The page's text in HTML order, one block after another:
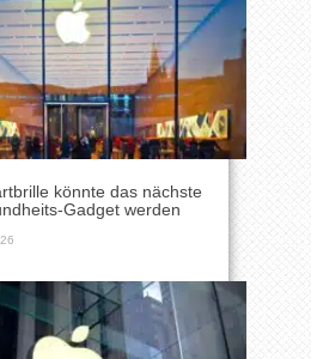
könnte das nächste
Gadget werden